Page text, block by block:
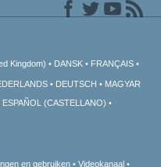
Kingdom) DANSK FRANÇAIS
DEUTSCH
MAGYAR
ESPAÑOL (CASTELLANO)
en gebruiken Videokanaal